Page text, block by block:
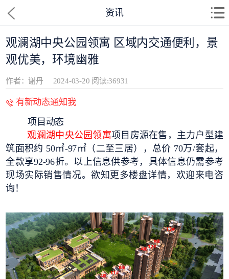
资讯
观澜湖中央公园领寓 区域内交通便利，景
观优美，环境幽雅
作者：谢丹 2024-03-20 阅读:36931
有新动态通知我
项目动态
观澜湖中央公园领寓项目房源在售，主力户型建
筑面积约 50㎡-97㎡（二至三居），总价 70万/套起，
全款享92-96折。以上信息供参考，具体信息仍需参考
现场实际销售情况。欲知更多楼盘详情，欢迎来电咨
询！